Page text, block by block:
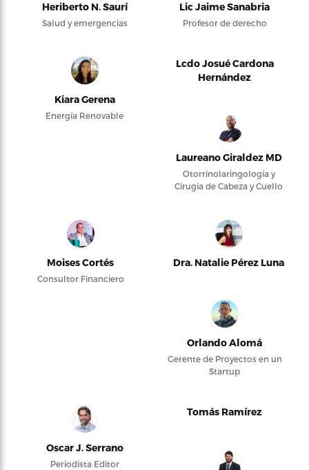
Heriberto N. Saurí
Salud y emergencias
Lic Jaime Sanabria
Profesor de derecho
Kiara Gerena
Energía Renovable
Lcdo Josué Cardona
Hernández
Laureano Giraldez MD
Otorrinolaringología y
Cirugía de Cabeza y Cuello
Moises Cortés
Consultor Financiero
Dra. Natalie Pérez Luna
Orlando Alomá
Gerente de Proyectos en un
Startup
Oscar J. Serrano
Periodista Editor
Tomás Ramírez